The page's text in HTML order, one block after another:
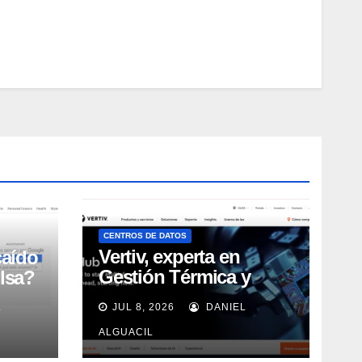
CENTROS DE DATOS
Vertiv, experta en
Gestión Térmica y
energía de Centros de
Datos, sigue su
crecimiento imparable
JUL 8, 2026 DANIEL
ALGUACIL